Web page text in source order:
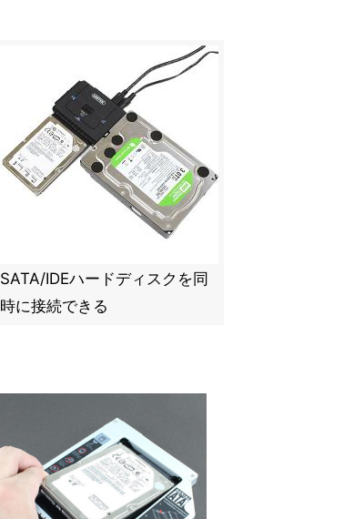
SATA/IDEハードディスクを同
時に接続できる